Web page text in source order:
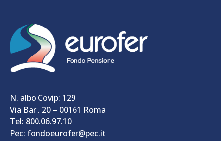
N. albo Covip: 129
Via Bari, 20 – 00161 Roma
Tel: 800.06.97.10
Pec: fondoeurofer@pec.it